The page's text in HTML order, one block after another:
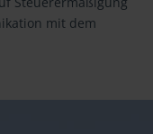
mit dem